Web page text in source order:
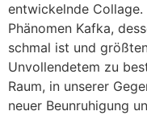
entwickelnde
Phänomen Kafka,
schmal ist und
Unvollendetem zu
Raum, in unserer
neuer Beunruhigung